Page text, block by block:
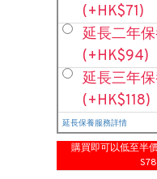
(+HK$71)
延長二年
(+HK$94)
延長三年
(+HK$118)
延長保養服務詳情
購買即可以低至半